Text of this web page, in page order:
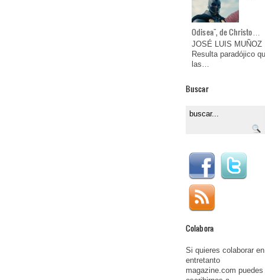
Odisea", de Christo…
JOSÉ LUIS MUÑOZ
Resulta paradójico
las…
Buscar
Colabora
Si quieres colaborar en
entretanto
magazine.com puedes